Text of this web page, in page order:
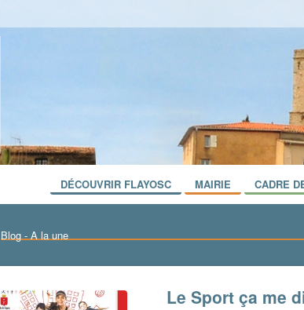
DÉCOUVRIR FLAYOSC MAIRIE CADRE
Blog - A la une
Le Sport ça me